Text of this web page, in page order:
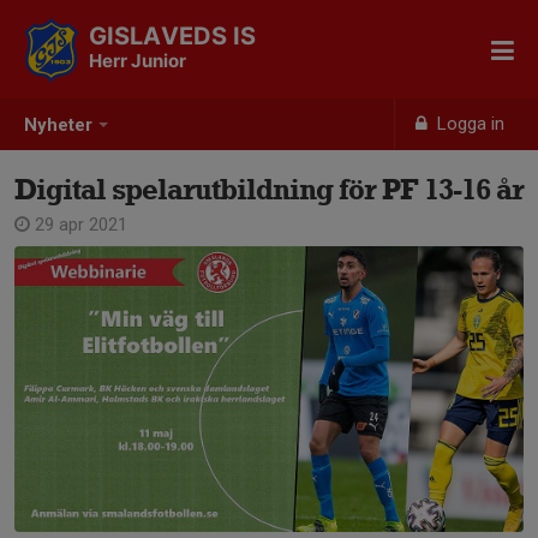
Nyheter Logga in
GISLAVEDS IS
Herr Junior
Digital spelarutbildning för PF 13-16 år
29 apr 2021